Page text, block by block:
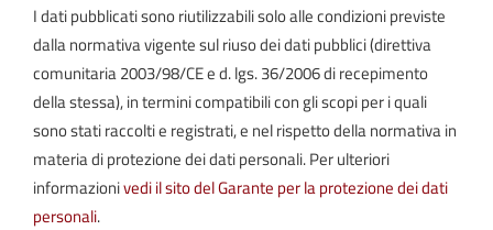
I dati pubblicati sono riutilizzabili solo alle condizioni previste
dalla normativa vigente sul riuso dei dati pubblici (direttiva
comunitaria 2003/98/CE e d. lgs. 36/2006 di recepimento
della stessa), in termini compatibili con gli scopi per i quali
sono stati raccolti e registrati, e nel rispetto della normativa in
materia di protezione dei dati personali. Per ulteriori
informazionivedi il sito del Garante per la protezione dei dati
personali.